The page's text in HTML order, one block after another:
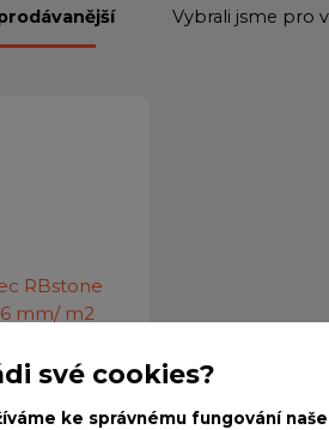
Vybrali jsme pro
své cookies?
ke správnému fungování